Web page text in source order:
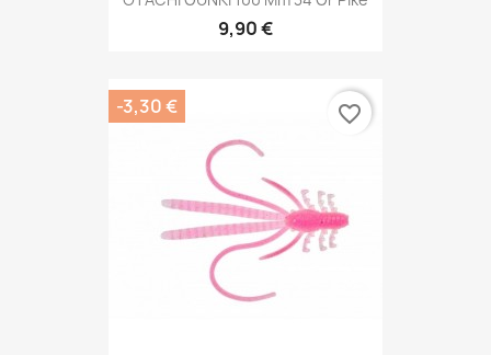
9,90 €
-3,30 € favorite_border